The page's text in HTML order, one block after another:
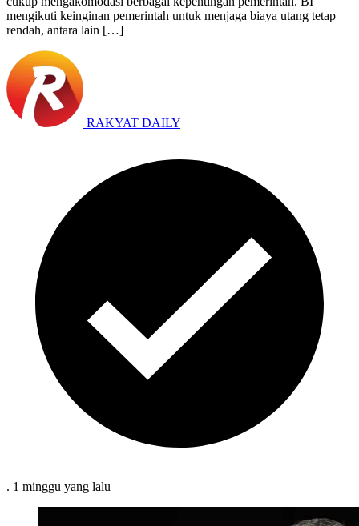
mengikuti keinginan pemerintah untuk menjaga biaya utang tetap
rendah, antara lain […]
RAKYAT DAILY
. 1 minggu yang lalu